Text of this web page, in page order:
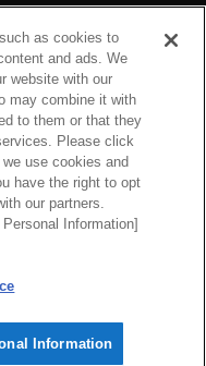
rights reserved.
as cookies to
and ads. We
website with our
may combine it with
to them or that they
Please click
use cookies and
have the right to opt
our partners.
Information]
Information